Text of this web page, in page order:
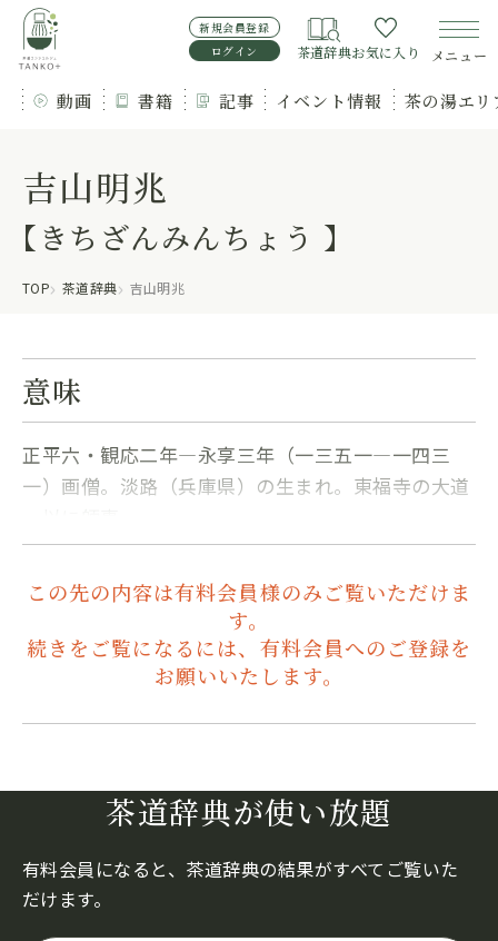
新規会員登録
ログイン
茶道辞典お気に入り メニュー
動画 書籍 記事 イベント情報 茶の湯エ
吉山明兆
【きちざんみんちょう 】
TOP 茶道辞典 吉山明兆
意味
正平六・観応二年―永享三年（一三五一―一四三
一）画僧。淡路（兵庫県）の生まれ。東福寺の大道
この先の内容は有料会員様のみご覧いただけま
す。
続きをご覧になるには、有料会員へのご登録を
お願いいたします。
茶道辞典が使い放題
有料会員になると、茶道辞典の結果がすべてご覧いた
だけます。